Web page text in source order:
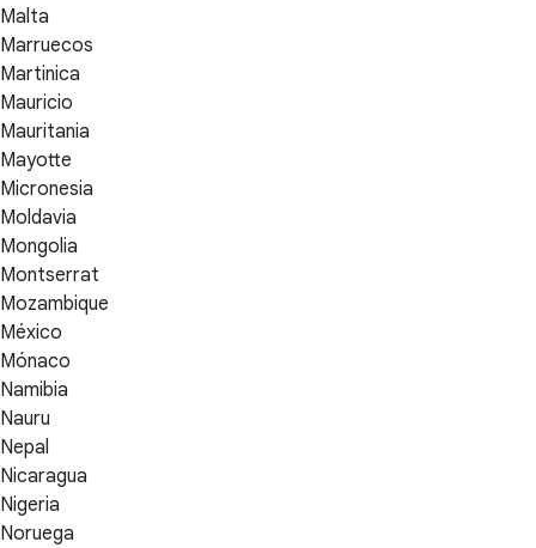
Malta
Marruecos
Martinica
Mauricio
Mauritania
Mayotte
Micronesia
Moldavia
Mongolia
Montserrat
Mozambique
México
Mónaco
Namibia
Nauru
Nepal
Nicaragua
Nigeria
Noruega